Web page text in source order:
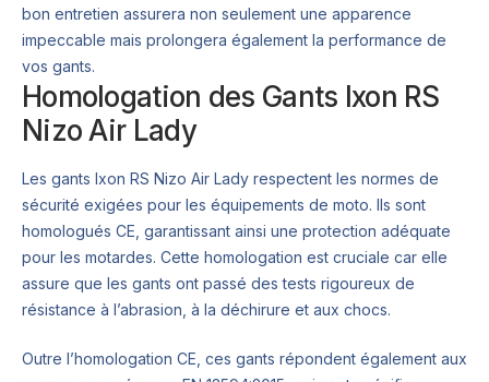
bon entretien assurera non seulement une apparence
impeccable mais prolongera également la performance de
vos gants.
Homologation des Gants Ixon RS
Nizo Air Lady
Les gants Ixon RS Nizo Air Lady respectent les normes de
sécurité exigées pour les équipements de moto. Ils sont
homologués CE, garantissant ainsi une protection adéquate
pour les motardes. Cette homologation est cruciale car elle
assure que les gants ont passé des tests rigoureux de
résistance à l’abrasion, à la déchirure et aux chocs.
Outre l’homologation CE, ces gants répondent également aux